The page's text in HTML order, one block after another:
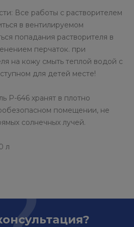
Все работы с растворителем
в вентилируемом
попадания растворителя в
перчаток. при
на кожу смыть теплой водой с
для детей месте!
Р-646 хранят в плотно
помещении, не
солнечных лучей.
л